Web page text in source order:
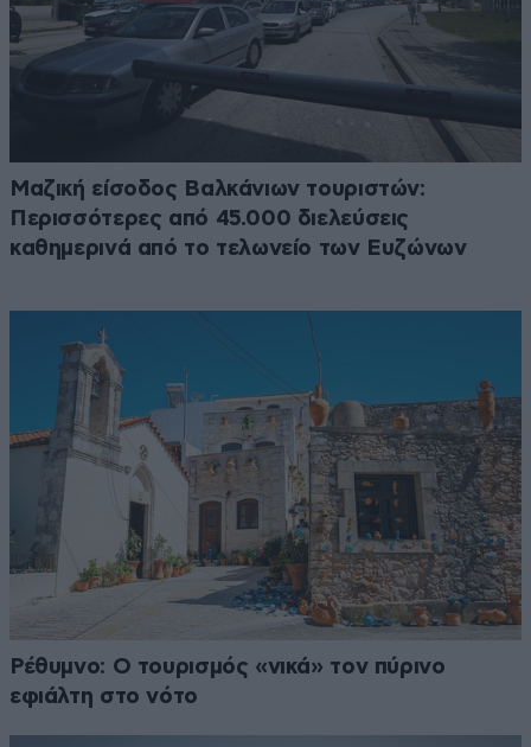
Μαζική είσοδος Βαλκάνιων τουριστών:
Περισσότερες από 45.000 διελεύσεις
καθημερινά από το τελωνείο των Ευζώνων
Ρέθυμνο: Ο τουρισμός «νικά» τον πύρινο
εφιάλτη στο νότο